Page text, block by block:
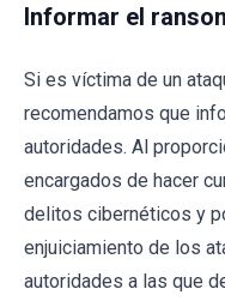
Informar el
Si es víctima de un
recomendamos que
autoridades. Al
encargados de hacer
delitos cibernéticos y
enjuiciamiento de los
autoridades a las que